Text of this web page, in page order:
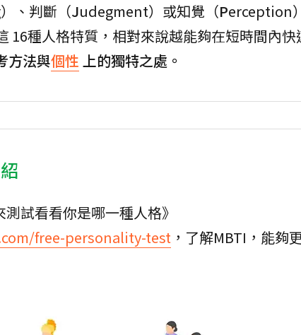
、判斷（Judegment）或知覺（Perception
16種人格特質，相對來說越能夠在短時間內
方法與個性 上的獨特之處。
試看看你是哪一種人格》
free-personality-test ，了解MBTI，能夠